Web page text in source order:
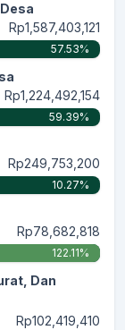
Rp1,587,403,121
57.53%
Rp1,224,492,154
59.39%
Rp249,753,200
10.27%
Rp78,682,818
122.11%
Dan
Rp102,419,410